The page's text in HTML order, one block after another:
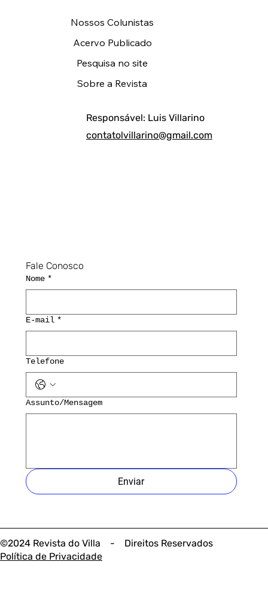
©2024 Revista do Villa - Direitos Reservados
Política de Privacidade
Fale Conosco
Nome *
E-mail *
Telefone
Assunto/Mensagem
Enviar
Responsável: Luis Villarino
contatolvillarino@gmail.com
Nossos Colunistas
Acervo Publicado
Pesquisa no site
Sobre a Revista